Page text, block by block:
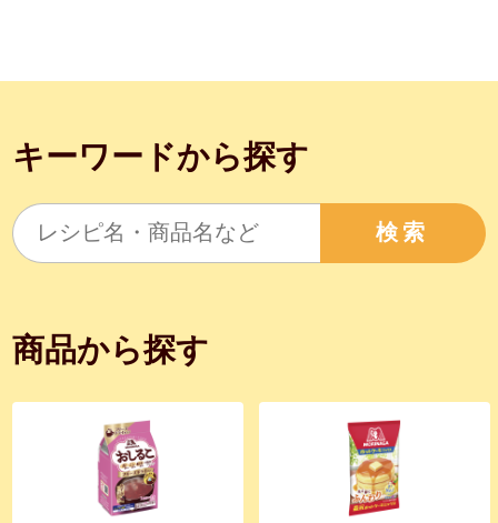
キーワードから探す
検索
商品から探す